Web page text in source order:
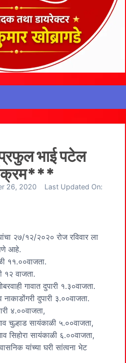
भाई पटेल
26, 2020
Last Updated On:
२७/१२/२०२० रोज रविवार ला
आहे.
११.००वाजता.
१२ वाजता.
गावात दुपारी १.३०वाजता.
दुपारी ३.००वाजता.
४.००वाजता,
चुल्हाड सायंकाळी ५.००वाजता,
सिहोरा सायंकाळी ६.००वाजता,
यांच्या घरी सांत्वना भेट